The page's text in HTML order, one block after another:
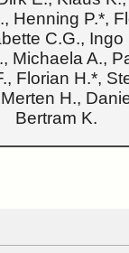
Henning P.*,
C.G., Ingo
Michaela A.,
Florian H.*,
H.,
Bertram K.